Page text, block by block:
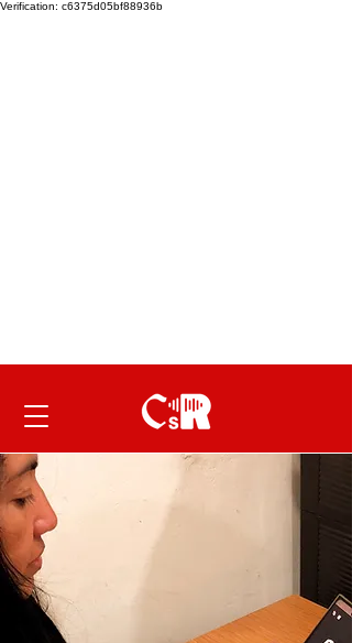
Verification: c6375d05bf88936b